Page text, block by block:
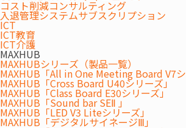
コスト削減コンサルティング
入退管理システムサブスクリプション
ICT
ICT教育
ICT介護
MAXHUB
MAXHUBシリーズ（製品一覧）
MAXHUB「All in One Meeting Board V7シ
MAXHUB「Cross Board U40シリーズ」
MAXHUB「Class Board E30シリーズ」
MAXHUB「Sound bar SEⅡ 」
MAXHUB「LED V3 Liteシリーズ」
MAXHUB「デジタルサイネージⅢ」
【2026年
紹介
2026.04.02
ペーパー
失敗しな
方とステッ
オフィス